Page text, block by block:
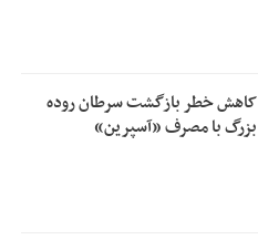
کاهش خطر بازگشت سرطان روده
بزرگ با مصرف «آسپرین»